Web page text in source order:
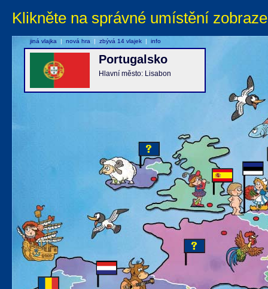
Klikněte na správné umístění
Portugalsko
Hlavní město: Lisabon
jiná vlajka | nová hra | zbývá 14 vlajek | info